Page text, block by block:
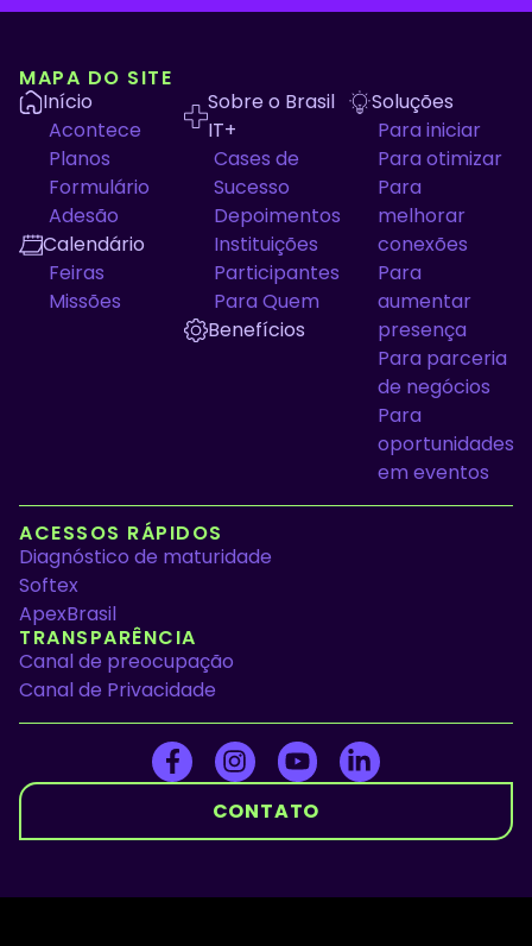
MAPA DO SITE
Início
Acontece
Planos
Formulário
Adesão
Calendário
Feiras
Missões
Sobre o Brasil
IT+
Cases de
Sucesso
Depoimentos
Instituições
Participantes
Para Quem
Benefícios
Soluções
Para iniciar
Para otimizar
Para
melhorar
conexões
Para
aumentar
presença
Para parceria
de negócios
Para
oportunidades
em eventos
ACESSOS RÁPIDOS
Diagnóstico de maturidade
Softex
ApexBrasil
TRANSPARÊNCIA
Canal de preocupação
Canal de Privacidade
CONTATO